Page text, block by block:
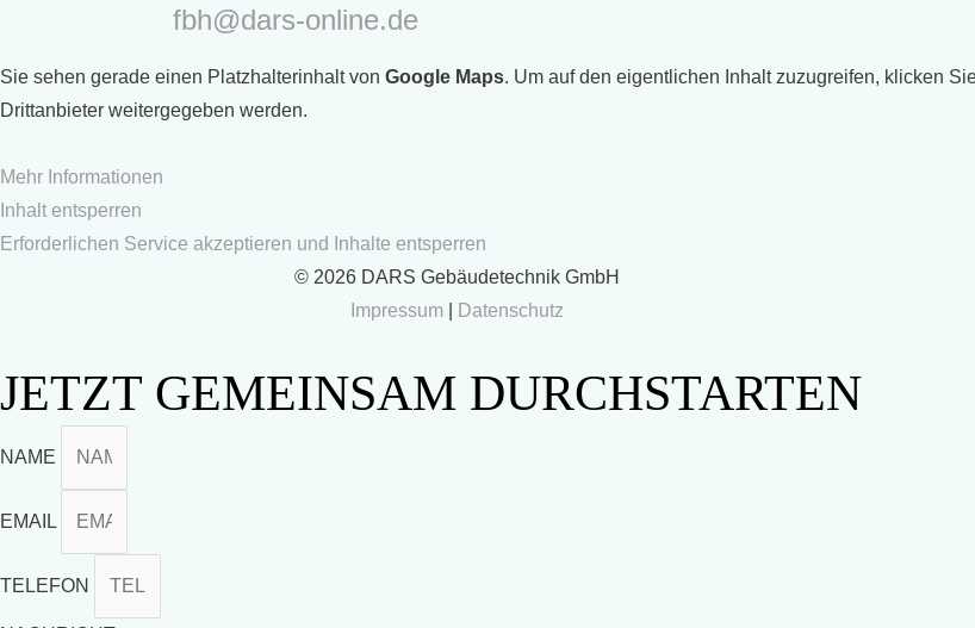
fbh@dars-online.de
Sie sehen gerade einen Platzhalterinhalt von Google Maps. Um auf den eigentlichen Inhalt zuzugreifen, klicken
Drittanbieter weitergegeben werden.
Mehr Informationen
Inhalt entsperren
Erforderlichen Service akzeptieren und Inhalte entsperren
© 2026 DARS Gebäudetechnik GmbH
Impressum
Datenschutz
JETZT GEMEINSAM DURCHSTARTEN
NAME
EMAIL
TELEFON